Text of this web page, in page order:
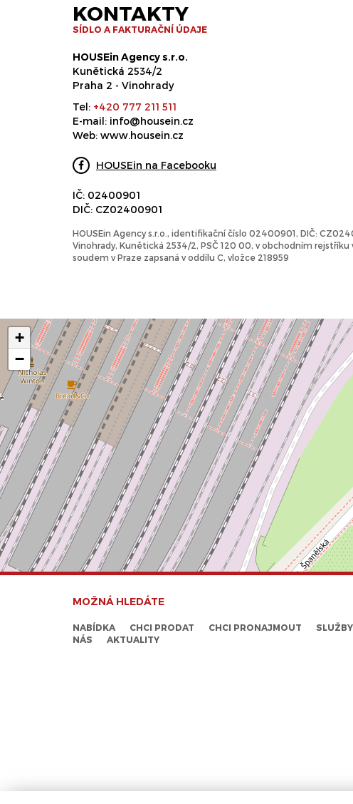
KONTAKTY
SÍDLO A FAKTURAČNÍ ÚDAJE
HOUSEin Agency s.r.o.
Kunětická 2534/2
Praha 2 - Vinohrady
Tel: +420 777 211 511
E-mail: info@housein.cz
Web: www.housein.cz
HOUSEin na Facebooku
IČ: 02400901
DIČ: CZ02400901
HOUSEin Agency s.r.o., identifikační číslo 02400901, DIČ:
Vinohrady, Kunětická 2534/2, PSČ 120 00, v obchodním
soudem v Praze zapsaná v oddílu C, vložce 218959
+
−
MOŽNÁ HLEDÁTE
NABÍDKA CHCI PRODAT CHCI PRONAJMOUT SLUŽBY
NÁS
AKTUALITY